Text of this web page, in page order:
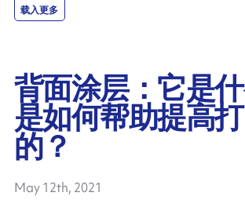
载入更多
背面涂层：它是
是如何帮助提高
的？
May 12th, 2021